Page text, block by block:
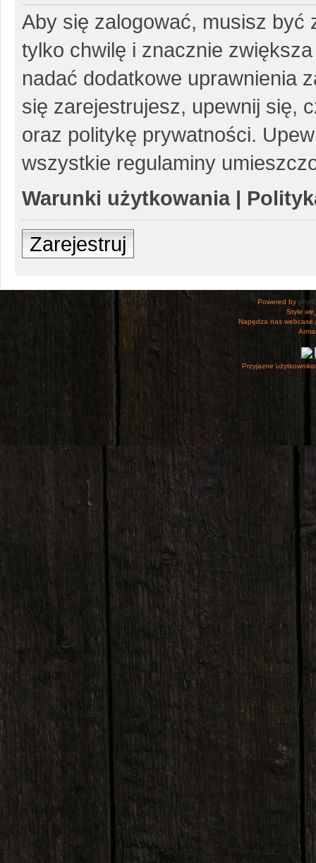
Aby się zalogować, musisz być
tylko chwilę i znacznie
nadać dodatkowe uprawnienia
się zarejestrujesz, upewnij się,
oraz politykę prywatności.
wszystkie regulaminy
Warunki użytkowania|
Zarejestruj
Powered by
Style
Napędza nas
Przyjazne